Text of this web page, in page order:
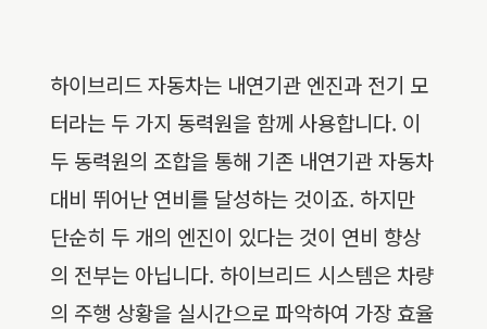
하이브리드 자동차는 내연기관 엔진과 전기 모
터라는 두 가지 동력원을 함께 사용합니다. 이
두 동력원의 조합을 통해 기존 내연기관 자동차
대비 뛰어난 연비를 달성하는 것이죠. 하지만
단순히 두 개의 엔진이 있다는 것이 연비 향상
의 전부는 아닙니다. 하이브리드 시스템은 차량
의 주행 상황을 실시간으로 파악하여 가장 효율